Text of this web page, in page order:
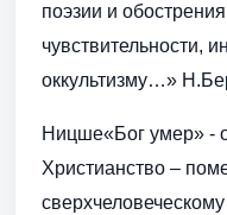
поэзии и обострения
чувствительности,
оккультизму…»
Ницше«Бог умер» -
Христианство –